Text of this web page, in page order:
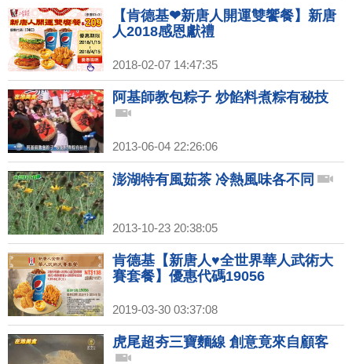
【肯德基❤新唐人開運雙饗餐】新唐
人2018感恩獻禮
2018-02-07 14:47:35
阿基師教包粽子 炒餡料煮粽有秘技
2013-06-04 22:26:06
澎湖特有風茹茶 冷熱風味各不同
2013-10-23 20:38:05
肯德基【新唐人♥全世界華人武術大
賽套餐】優惠代碼19056
2019-03-30 03:37:08
虎尾超夯三寶麵線 創意竟來自顧客